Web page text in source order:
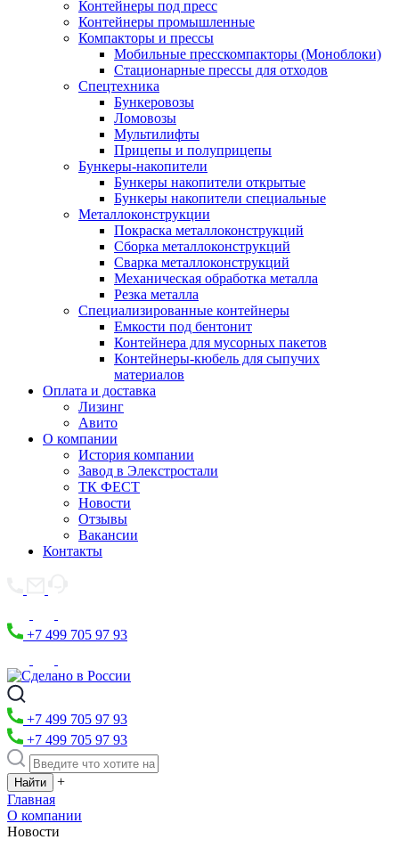
Контейнеры под пресс
Контейнеры промышленные
Компакторы и прессы
Мобильные пресскомпакторы (Моноблоки)
Стационарные прессы для отходов
Спецтехника
Бункеровозы
Ломовозы
Мультилифты
Прицепы и полуприцепы
Бункеры-накопители
Бункеры накопители открытые
Бункеры накопители специальные
Металлоконструкции
Покраска металлоконструкций
Сборка металлоконструкций
Сварка металлоконструкций
Механическая обработка металла
Резка металла
Специализированные контейнеры
Емкости под бентонит
Контейнера для мусорных пакетов
Контейнеры-кюбель для сыпучих
материалов
Оплата и доставка
Лизинг
Авито
О компании
История компании
Завод в Элекстростали
ТК ФЕСТ
Новости
Отзывы
Вакансии
Контакты
+7 499 705 97 93
+7 499 705 97 93
+7 499 705 97 93
+
Главная
О компании
Новости